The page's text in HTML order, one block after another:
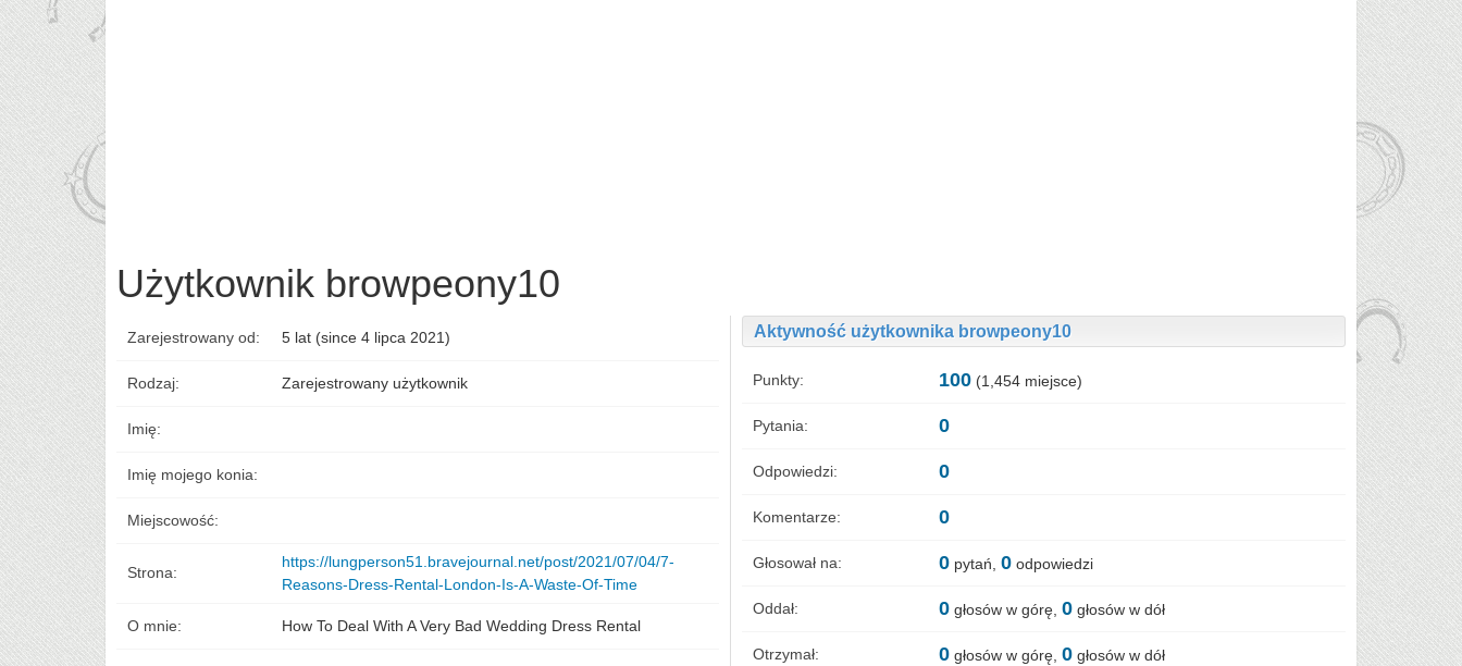
Użytkownik browpeony10
Zarejestrowany od: 5 lat (since 4 lipca 2021)
Rodzaj: Zarejestrowany użytkownik
Imię:
Imię mojego konia:
Miejscowość:
Strona:
https://lungperson51.bravejournal.net/post/2021/07/04/7-
Reasons-Dress-Rental-London-Is-A-Waste-Of-Time
O mnie: How To Deal With A Very Bad Wedding Dress Rental
Aktywność użytkownika browpeony10
Punkty: 100 (1,454 miejsce)
Pytania: 0
Odpowiedzi: 0
Komentarze: 0
Głosował na: 0 pytań, 0 odpowiedzi
Oddał: 0 głosów w górę, 0 głosów w dół
Otrzymał: 0 głosów w górę, 0 głosów w dół